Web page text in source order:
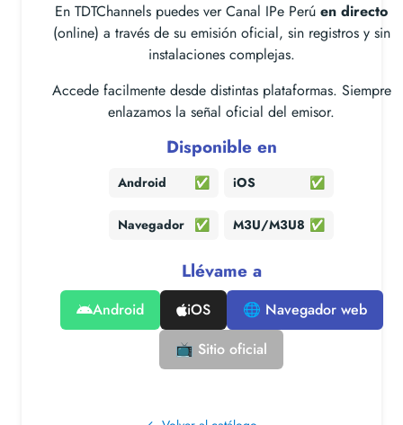
En TDTChannels puedes ver Canal IPe Perú en directo
(online) a través de su emisión oficial, sin registros y sin
instalaciones complejas.
Accede facilmente desde distintas plataformas. Siempre
enlazamos la señal oficial del emisor.
Disponible en
Android ✅ iOS ✅
Navegador ✅ M3U/M3U8 ✅
Llévame a
Android iOS
🌐 Navegador web
📺 Sitio oficial